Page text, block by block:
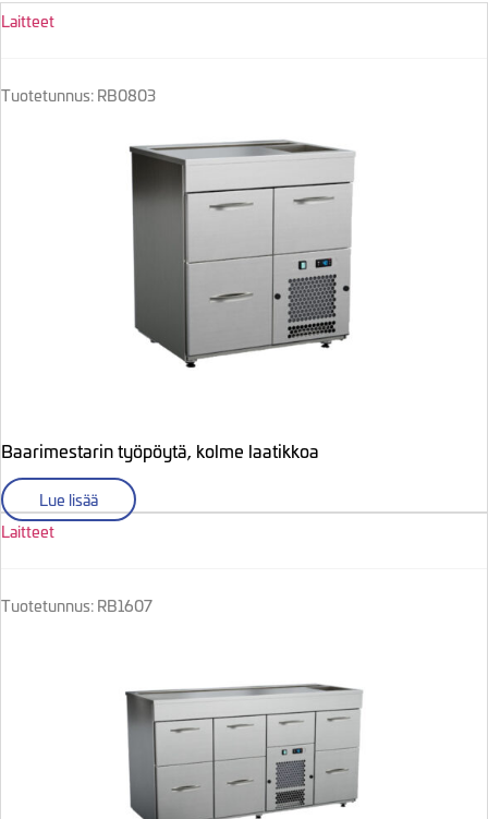
Laitteet
Tuotetunnus: RB0803
Baarimestarin työpöytä, kolme laatikkoa
Lue lisää
Laitteet
Tuotetunnus: RB1607